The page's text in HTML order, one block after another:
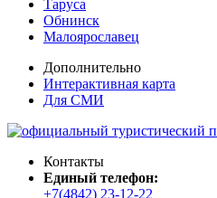
Таруса
Обнинск
Малоярославец
Дополнительно
Интерактивная карта
Для СМИ
Контакты
Единый телефон:
+7(4842) 23-12-22